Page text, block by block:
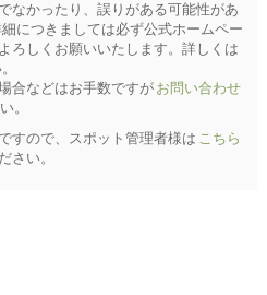
なかったり、誤りがある可能性があ
につきましては必ず公式ホームペー
ろしくお願いいたします。詳しくは
合などはお手数ですが お問い合わせ
。
すので、スポット管理者様は こちら
さい。